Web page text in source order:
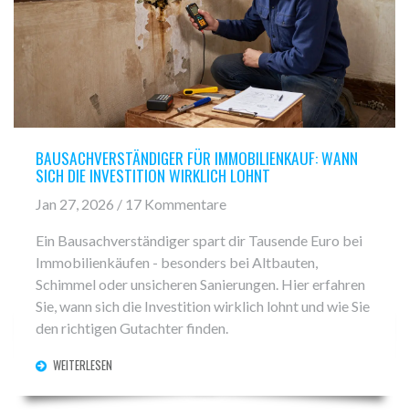
BAUSACHVERSTÄNDIGER FÜR IMMOBILIENKAUF: WANN
SICH DIE INVESTITION WIRKLICH LOHNT
Jan 27, 2026 / 17 Kommentare
Ein Bausachverständiger spart dir Tausende Euro bei
Immobilienkäufen - besonders bei Altbauten,
Schimmel oder unsicheren Sanierungen. Hier erfahren
Sie, wann sich die Investition wirklich lohnt und wie Sie
den richtigen Gutachter finden.
WEITERLESEN